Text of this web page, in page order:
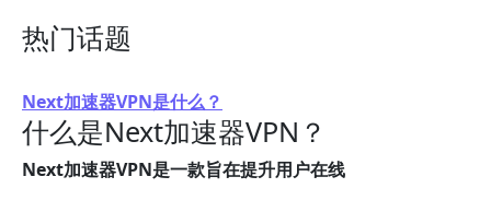
热门话题
Next加速器VPN是什么？
什么是Next加速器VPN？
Next加速器VPN是一款旨在提升用户在线